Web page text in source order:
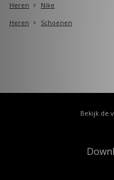
Heren
Nike
Heren
Schoenen
Bekijk de